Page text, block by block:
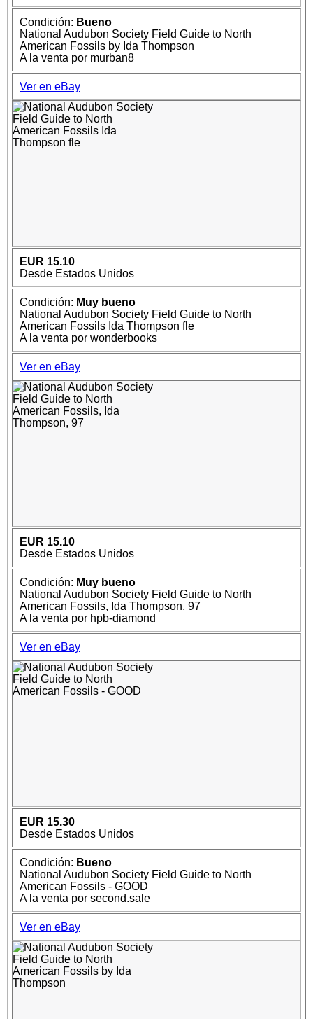
Condición: Bueno
National Audubon Society Field Guide to North
American Fossils by Ida Thompson
A la venta por murban8
Ver en eBay
EUR 15.10
Desde Estados Unidos
Condición: Muy bueno
National Audubon Society Field Guide to North
American Fossils Ida Thompson fle
A la venta por wonderbooks
Ver en eBay
EUR 15.10
Desde Estados Unidos
Condición: Muy bueno
National Audubon Society Field Guide to North
American Fossils, Ida Thompson, 97
A la venta por hpb-diamond
Ver en eBay
EUR 15.30
Desde Estados Unidos
Condición: Bueno
National Audubon Society Field Guide to North
American Fossils - GOOD
A la venta por second.sale
Ver en eBay